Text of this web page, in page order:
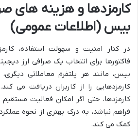
کارمزدها و هزینه های
بیس (اطلاعات عمومی)
در کنار امنیت و سهولت استفاده،
فاکتورها برای انتخاب یک صرافی ارز
بیس، مانند هر پلتفرم معاملاتی
کارمزدهایی را از کاربران دریافت می
کارمزدها، حتی اگر امکان فعالیت
فراهم نباشد، به درک بهتری از نحوه
کمک می کند.